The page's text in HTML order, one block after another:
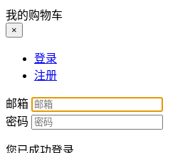
我的购物车
×
登录
注册
邮箱
密码
您已成功登录